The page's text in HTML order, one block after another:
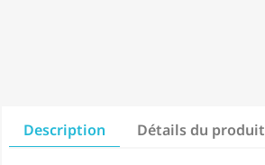
Description Détails du produit